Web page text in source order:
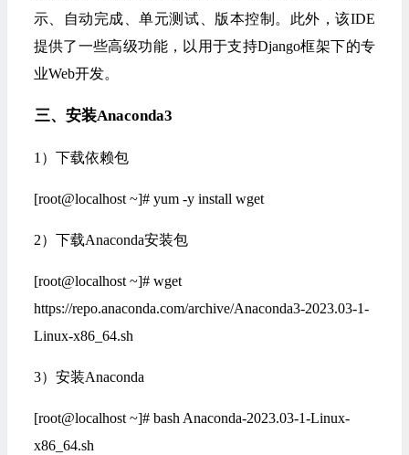
示、自动完成、单元测试、版本控制。此外，该IDE
提供了一些高级功能，以用于支持Django框架下的专
业Web开发。
三、安装Anaconda3
1）下载依赖包
[root@localhost ~]# yum -y install wget
2）下载Anaconda安装包
[root@localhost ~]# wget
https://repo.anaconda.com/archive/Anaconda3-2023.03-1-
Linux-x86_64.sh
3）安装Anaconda
[root@localhost ~]# bash Anaconda-2023.03-1-Linux-
x86_64.sh